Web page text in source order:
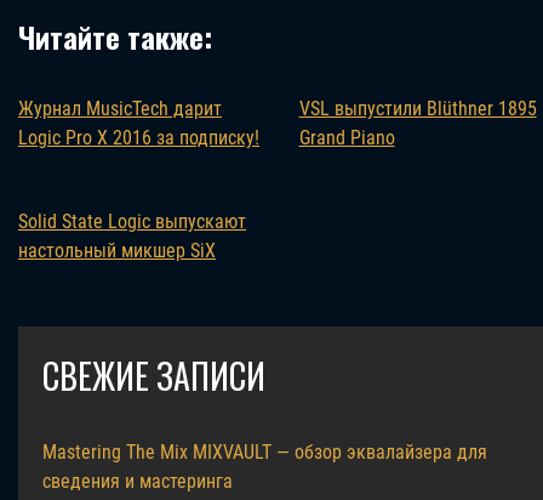
Читайте также:
Журнал MusicTech дарит
Logic Pro X 2016 за подписку!
VSL выпустили Blüthner 1895
Grand Piano
Solid State Logic выпускают
настольный микшер SiX
СВЕЖИЕ ЗАПИСИ
Mastering The Mix MIXVAULT — обзор эквалайзера для
сведения и мастеринга